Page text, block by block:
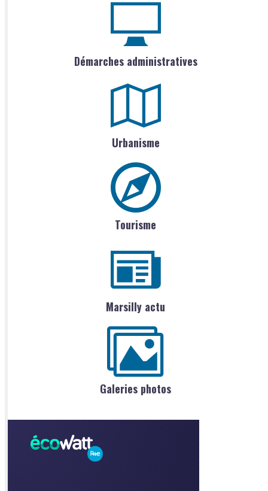
Démarches administratives
Urbanisme
Tourisme
Marsilly actu
Galeries photos